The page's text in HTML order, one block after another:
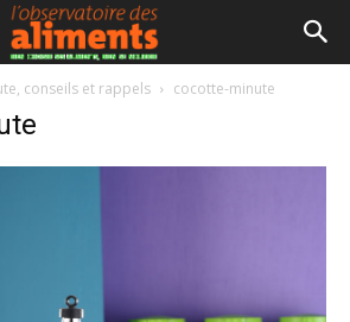
conseils et rappels cocotte-minute